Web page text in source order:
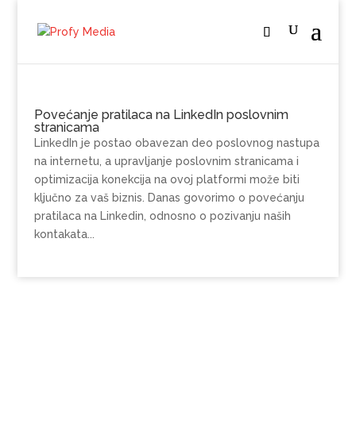
Povećanje pratilaca na LinkedIn poslovnim
stranicama
LinkedIn je postao obavezan deo poslovnog nastupa
na internetu, a upravljanje poslovnim stranicama i
optimizacija konekcija na ovoj platformi može biti
ključno za vaš biznis. Danas govorimo o povećanju
pratilaca na Linkedin, odnosno o pozivanju naših
kontakata...